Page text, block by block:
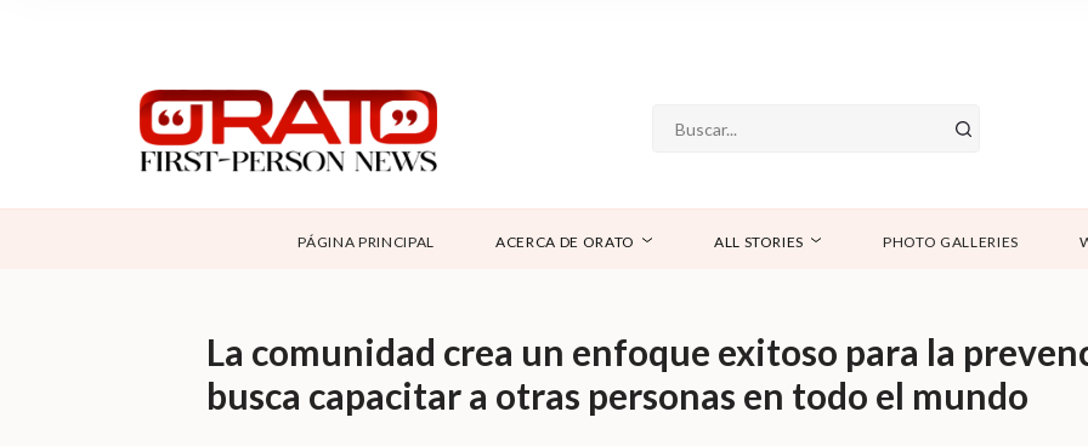
SUPPORT
CONTÁCTANOS
PÁGINA PRINCIPAL ACERCA DE ORATO ALL STORIES PHOTO GALLERIES
La comunidad crea un enfoque exitoso para la
busca capacitar a otras personas en todo el mundo